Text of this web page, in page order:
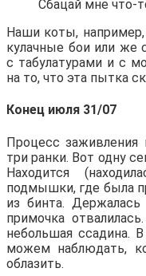
Сбацай мне что-
Наши коты,
кулачные бои или же
с табулатурами и с
на то, что эта пытка
Конец июля 31/07
Процесс заживления
три ранки. Вот одну
Находится
подмышки, где была
из бинта.
примочка
небольшая ссадина.
можем наблюдать,
облазить.